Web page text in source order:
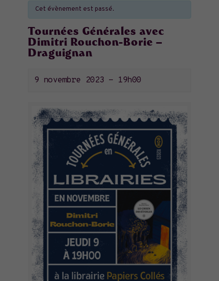
Cet évènement est passé.
Tournées Générales avec
Dimitri Rouchon-Borie –
Draguignan
9 novembre 2023 - 19h00